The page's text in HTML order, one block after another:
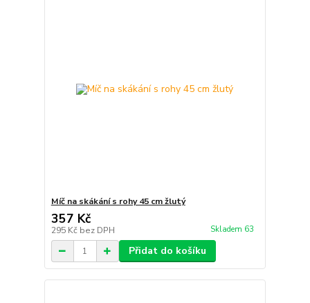
Míč na skákání s rohy 45 cm žlutý
357 Kč
295 Kč bez DPH Skladem 63
Přidat do košíku